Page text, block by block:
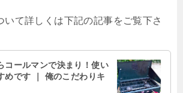
いて詳しくは下記の記事をご覧下さ
コールマンで決まり！使い
めです ｜ 俺のこだわりキ